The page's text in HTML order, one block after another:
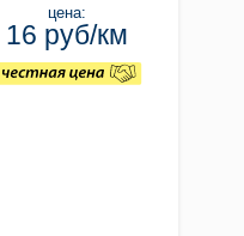
цена:
16 руб/км